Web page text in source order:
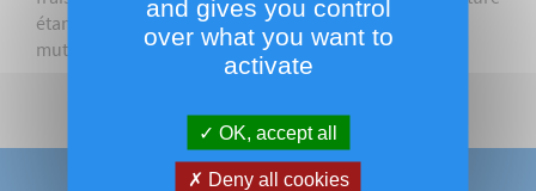
étant pris en charge par la mutuelle (quote-part
mutuelle).
and gives you control
over what you want to
activate
OK, accept all
Deny all cookies